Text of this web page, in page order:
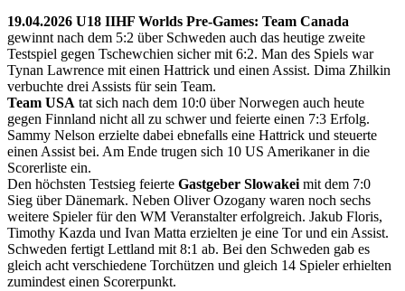
19.04.2026 U18 IIHF Worlds Pre-Games: Team Canada
gewinnt nach dem 5:2 über Schweden auch das heutige zweite
Testspiel gegen Tschewchien sicher mit 6:2. Man des Spiels war
Tynan Lawrence mit einen Hattrick und einen Assist. Dima Zhilkin
verbuchte drei Assists für sein Team.
Team USA tat sich nach dem 10:0 über Norwegen auch heute
gegen Finnland nicht all zu schwer und feierte einen 7:3 Erfolg.
Sammy Nelson erzielte dabei ebnefalls eine Hattrick und steuerte
einen Assist bei. Am Ende trugen sich 10 US Amerikaner in die
Scorerliste ein.
Den höchsten Testsieg feierte Gastgeber Slowakei mit dem 7:0
Sieg über Dänemark. Neben Oliver Ozogany waren noch sechs
weitere Spieler für den WM Veranstalter erfolgreich. Jakub Floris,
Timothy Kazda und Ivan Matta erzielten je eine Tor und ein Assist.
Schweden fertigt Lettland mit 8:1 ab. Bei den Schweden gab es
gleich acht verschiedene Torchützen und gleich 14 Spieler erhielten
zumindest einen Scorerpunkt.